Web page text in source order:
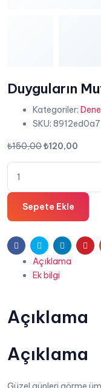
Duyguların
Kategoriler:
SKU:
₺150,00Orijinal
fiyat:
₺120,00
Duyguların
Mutasyonu
-
Tuna
Akyüz
adet
Sepete Ekle
FacebookTwitter Linkedin
Açıklama
Ek bilgi
Açıklama
Açıklama